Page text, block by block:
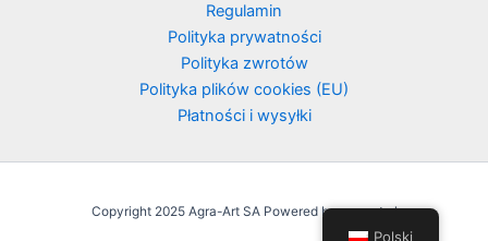
Regulamin
Polityka prywatności
Polityka zwrotów
Polityka plików cookies (EU)
Płatności i wysyłki
Copyright 2025 Agra-Art SA Powered by agraart.pl
Polski